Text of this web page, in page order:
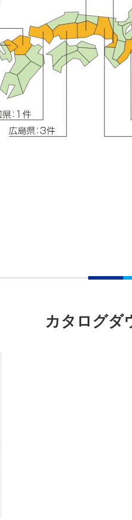
ンドウを開きます
カタログダ